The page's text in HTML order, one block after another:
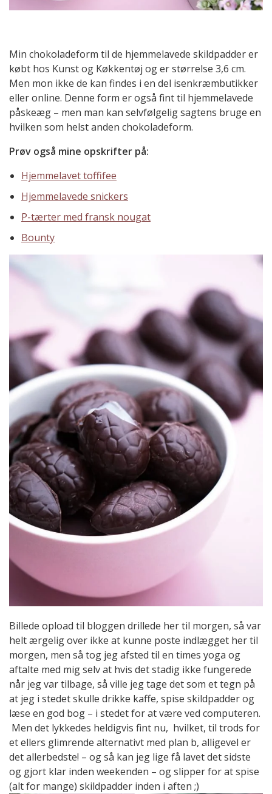
Min chokoladeform til de hjemmelavede skildpadder er
købt hos Kunst og Køkkentøj og er størrelse 3,6 cm.
Men mon ikke de kan findes i en del isenkræmbutikker
eller online. Denne form er også fint til hjemmelavede
påskeæg – men man kan selvfølgelig sagtens bruge en
hvilken som helst anden chokoladeform.
Prøv også mine opskrifter på:
Hjemmelavet toffifee
Hjemmelavede snickers
P-tærter med fransk nougat
Bounty
Billede opload til bloggen drillede her til morgen, så var
helt ærgelig over ikke at kunne poste indlægget her til
morgen, men så tog jeg afsted til en times yoga og
aftalte med mig selv at hvis det stadig ikke fungerede
når jeg var tilbage, så ville jeg tage det som et tegn på
at jeg i stedet skulle drikke kaffe, spise skildpadder og
læse en god bog – i stedet for at være ved computeren.
Men det lykkedes heldigvis fint nu, hvilket, til trods for
et ellers glimrende alternativt med plan b, alligevel er
det allerbedste! – og så kan jeg lige få lavet det sidste
og gjort klar inden weekenden – og slipper for at spise
(alt for mange) skildpadder inden i aften ;)